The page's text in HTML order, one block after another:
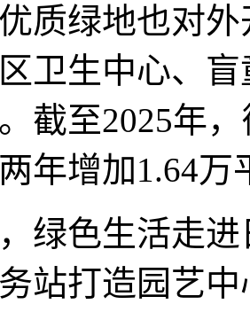
质绿地也对
卫生中心、
截至2025年
年增加1.64万
绿色生活走
站打造园艺